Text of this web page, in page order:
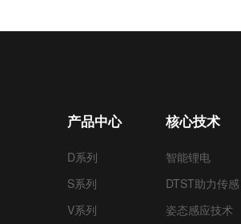
产品中心
D系列
S系列
V系列
核心技术
智能锂电
DTST助力传感
姿态感应技术